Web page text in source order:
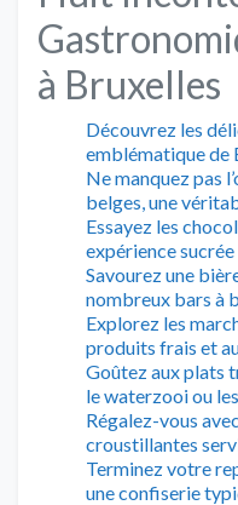
à Bruxelles
Découvrez les
emblématique de
Ne manquez pas
belges, une
Essayez les
expérience
Savourez une
nombreux bars à
Explorez les
produits frais et
Goûtez aux plats
le waterzooi ou
Régalez-vous
croustillantes
Terminez votre
une confiserie